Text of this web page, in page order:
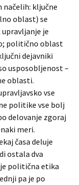
načelih: ključne
oblast) se
je
politično oblast
dejavniki
usposobljenost –
oblasti.
vse
politike vse bolj
delovanje zgoraj
meri.
časa deluje
ostala dva
politična etika
pa je po